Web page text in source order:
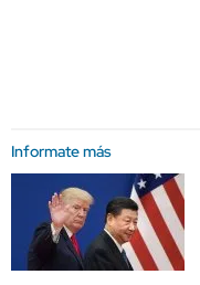
Informate más